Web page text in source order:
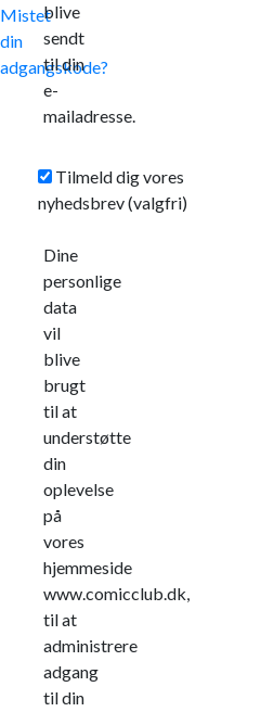
Mistet
din
adgangskode?
blive
sendt
til din
e-
mailadresse.
Tilmeld dig vores
nyhedsbrev(valgfri)
Dine
personlige
data
vil
blive
brugt
til at
understøtte
din
oplevelse
på
vores
hjemmeside
www.comicclub.dk,
til at
administrere
adgang
til din